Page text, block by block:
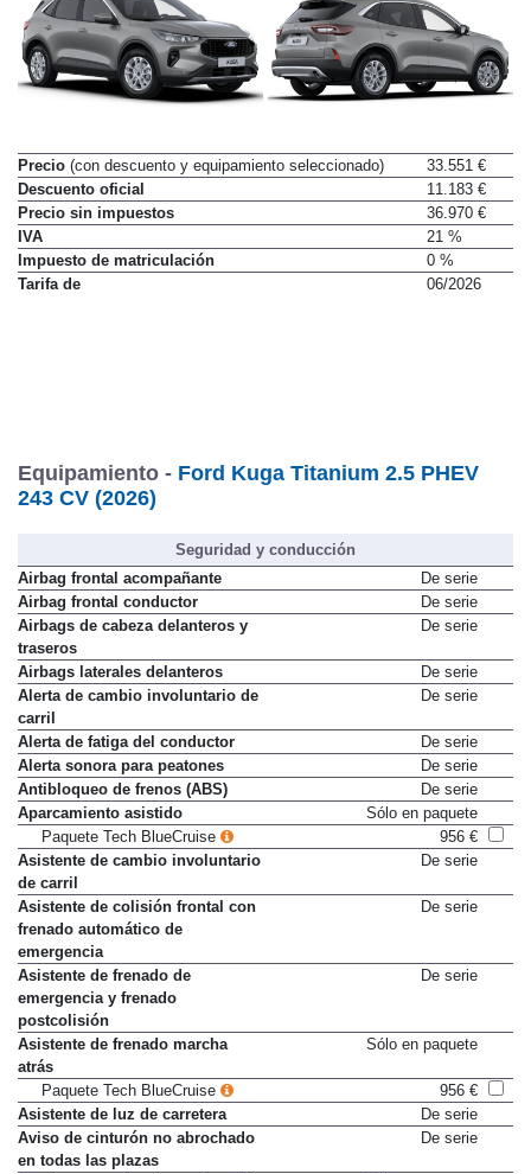
Precio (con descuento y equipamiento seleccionado)
33.551 €
Descuento oficial
11.183 €
Precio sin impuestos
36.970 €
IVA
21 %
Impuesto de matriculación
0 %
Tarifa de
06/2026
Equipamiento - Ford Kuga Titanium 2.5 PHEV
243 CV (2026)
Seguridad y conducción
Airbag frontal acompañante
De serie
Airbag frontal conductor
De serie
Airbags de cabeza delanteros y
traseros
De serie
Airbags laterales delanteros
De serie
Alerta de cambio involuntario de
carril
De serie
Alerta de fatiga del conductor
De serie
Alerta sonora para peatones
De serie
Antibloqueo de frenos (ABS)
De serie
Aparcamiento asistido
Sólo en paquete
Paquete Tech BlueCruise
956 €
Asistente de cambio involuntario
de carril
De serie
Asistente de colisión frontal con
frenado automático de
emergencia
De serie
Asistente de frenado de
emergencia y frenado
postcolisión
De serie
Asistente de frenado marcha
atrás
Sólo en paquete
Paquete Tech BlueCruise
956 €
Asistente de luz de carretera
De serie
Aviso de cinturón no abrochado
en todas las plazas
De serie